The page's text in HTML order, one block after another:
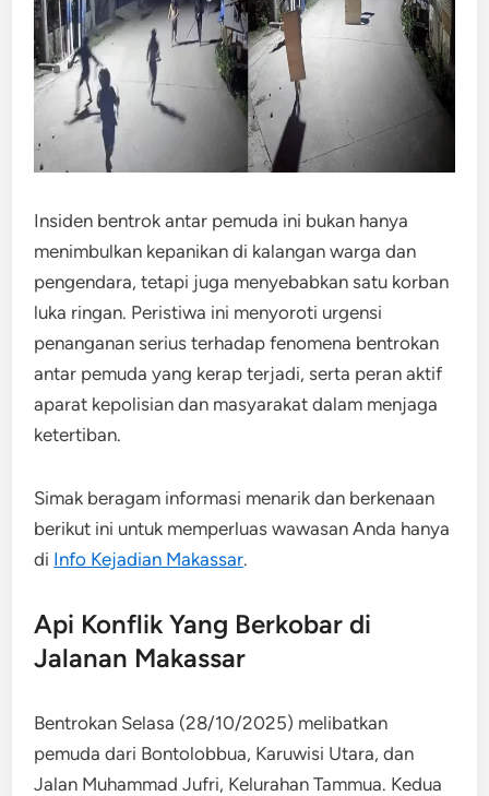
Insiden bentrok antar pemuda ini bukan hanya
menimbulkan kepanikan di kalangan warga dan
pengendara, tetapi juga menyebabkan satu korban
luka ringan. ​Peristiwa ini menyoroti urgensi
penanganan serius terhadap fenomena bentrokan
antar pemuda yang kerap terjadi, serta peran aktif
aparat kepolisian dan masyarakat dalam menjaga
ketertiban.​
Simak beragam informasi menarik dan berkenaan
berikut ini untuk memperluas wawasan Anda hanya
di Info Kejadian Makassar.
Api Konflik Yang Berkobar di
Jalanan Makassar
Bentrokan Selasa (28/10/2025) melibatkan
pemuda dari Bontolobbua, Karuwisi Utara, dan
Jalan Muhammad Jufri, Kelurahan Tammua. Kedua